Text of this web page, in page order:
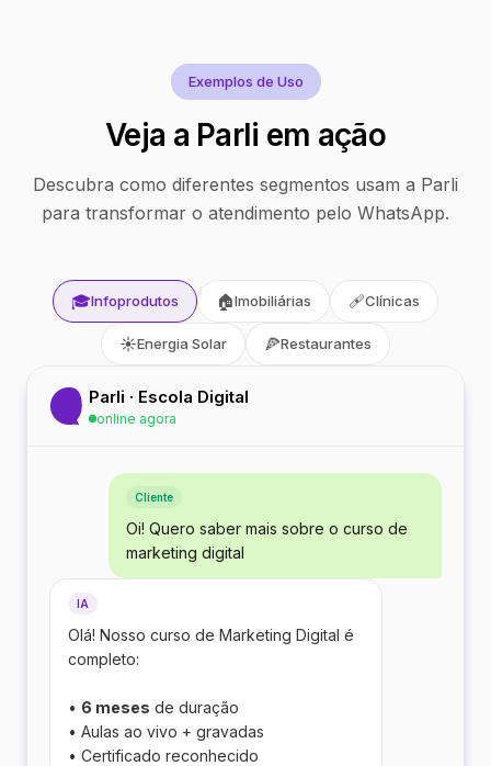
Exemplos de Uso
Veja a Parli em ação
Descubra como diferentes segmentos usam a Parli
para transformar o atendimento pelo WhatsApp.
🎓Infoprodutos 🏠Imobiliárias 🩹Clínicas
☀️Energia Solar 🍕Restaurantes
Parli · Escola Digital
online agora
Cliente
Oi! Quero saber mais sobre o curso de
marketing digital
IA
Olá! Nosso curso de Marketing Digital é
completo:
• 6 meses de duração
• Aulas ao vivo + gravadas
• Certificado reconhecido